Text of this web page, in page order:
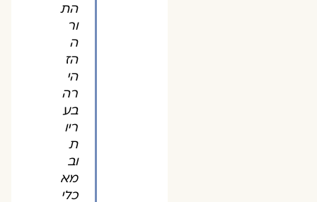
הת
ור
ה
הז
הי
רה
בע
ריו
ת
וב
מא
כלי